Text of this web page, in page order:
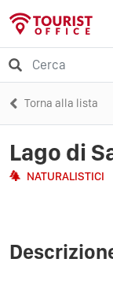
Torna alla lista
Lago di
NATURALISTICI